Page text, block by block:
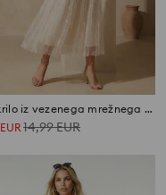
Midi krilo iz vezenega mrežnega materiala
EUR14,99EUR